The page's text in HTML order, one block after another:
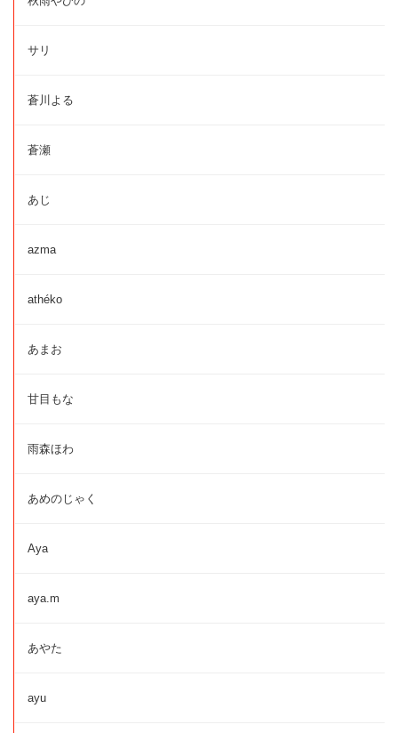
サリ
蒼川よる
蒼瀬
あじ
azma
athéko
あまお
甘目もな
雨森ほわ
あめのじゃく
Aya
aya.m
あやた
ayu